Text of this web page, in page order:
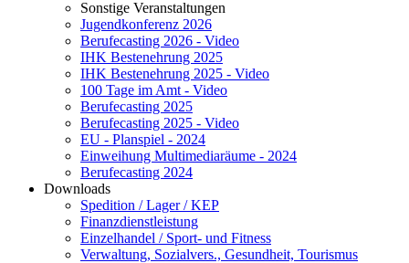
Sonstige Veranstaltungen
Jugendkonferenz 2026
Berufecasting 2026 - Video
IHK Bestenehrung 2025
IHK Bestenehrung 2025 - Video
100 Tage im Amt - Video
Berufecasting 2025
Berufecasting 2025 - Video
EU - Planspiel - 2024
Einweihung Multimediaräume - 2024
Berufecasting 2024
Downloads
Spedition / Lager / KEP
Finanzdienstleistung
Einzelhandel / Sport- und Fitness
Verwaltung, Sozialvers., Gesundheit, Tourismus